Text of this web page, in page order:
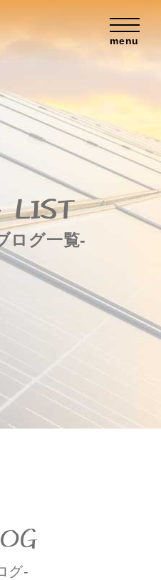
menu
LIST
ログ一覧-
グ-